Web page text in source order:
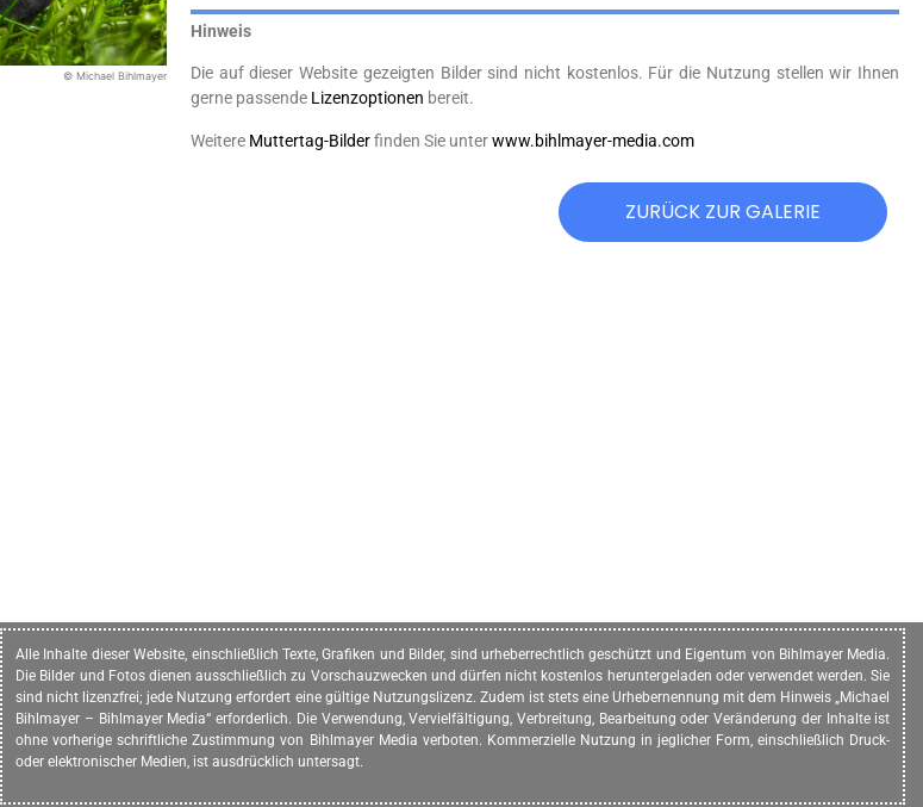
© Michael Bihlmayer
Hinweis
Die auf dieser Website gezeigten Bilder sind nicht kostenlos. Für die Nutzung stellen wir Ihnen
gerne passende Lizenzoptionen bereit.
Weitere Muttertag-Bilderfinden Sie unterwww.bihlmayer-media.com
ZURÜCK ZUR GALERIE
Alle Inhalte dieser Website, einschließlich Texte, Grafiken und Bilder, sind urheberrechtlich geschützt und Eigentum von Bihlmayer Media.
Die Bilder und Fotos dienen ausschließlich zu Vorschauzwecken und dürfen nicht kostenlos heruntergeladen oder verwendet werden. Sie
sind nicht lizenzfrei; jede Nutzung erfordert eine gültige Nutzungslizenz. Zudem ist stets eine Urhebernennung mit dem Hinweis „Michael
Bihlmayer – Bihlmayer Media“ erforderlich. Die Verwendung, Vervielfältigung, Verbreitung, Bearbeitung oder Veränderung der Inhalte ist
ohne vorherige schriftliche Zustimmung von Bihlmayer Media verboten. Kommerzielle Nutzung in jeglicher Form, einschließlich Druck-
oder elektronischer Medien, ist ausdrücklich untersagt.